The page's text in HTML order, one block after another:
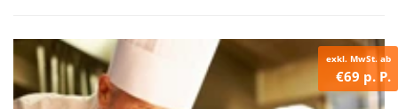
exkl. MwSt. ab
€69 p. P.